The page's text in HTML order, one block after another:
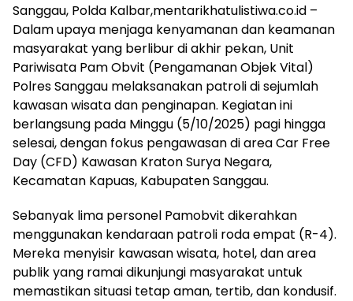
Sanggau, Polda Kalbar,mentarikhatulistiwa.co.id –
Dalam upaya menjaga kenyamanan dan keamanan
masyarakat yang berlibur di akhir pekan, Unit
Pariwisata Pam Obvit (Pengamanan Objek Vital)
Polres Sanggau melaksanakan patroli di sejumlah
kawasan wisata dan penginapan. Kegiatan ini
berlangsung pada Minggu (5/10/2025) pagi hingga
selesai, dengan fokus pengawasan di area Car Free
Day (CFD) Kawasan Kraton Surya Negara,
Kecamatan Kapuas, Kabupaten Sanggau.
Sebanyak lima personel Pamobvit dikerahkan
menggunakan kendaraan patroli roda empat (R-4).
Mereka menyisir kawasan wisata, hotel, dan area
publik yang ramai dikunjungi masyarakat untuk
memastikan situasi tetap aman, tertib, dan kondusif.